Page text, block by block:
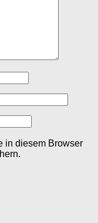
in diesem Browser